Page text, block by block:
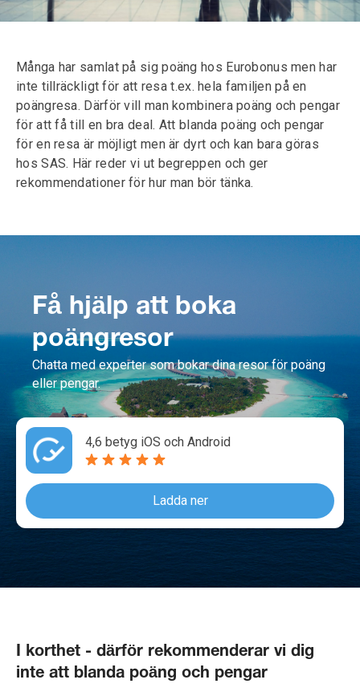
Många har samlat på sig poäng hos Eurobonus men har
inte tillräckligt för att resa t.ex. hela familjen på en
poängresa. Därför vill man kombinera poäng och pengar
för att få till en bra deal. Att blanda poäng och pengar
för en resa är möjligt men är dyrt och kan bara göras
hos SAS. Här reder vi ut begreppen och ger
rekommendationer för hur man bör tänka.
Få hjälp att boka
poängresor
Chatta med experter som bokar dina resor för poäng
eller pengar.
4,6 betyg iOS och Android
Ladda ner
I korthet - därför rekommenderar vi dig
inte att blanda poäng och pengar